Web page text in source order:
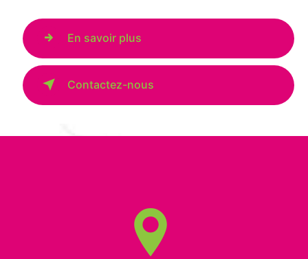
En savoir plus
Contactez-nous